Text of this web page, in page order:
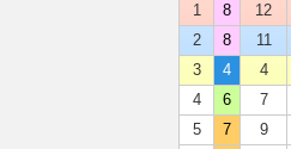
1
8 12
2
8 11
3
4 4
4
6 7
5
7 9